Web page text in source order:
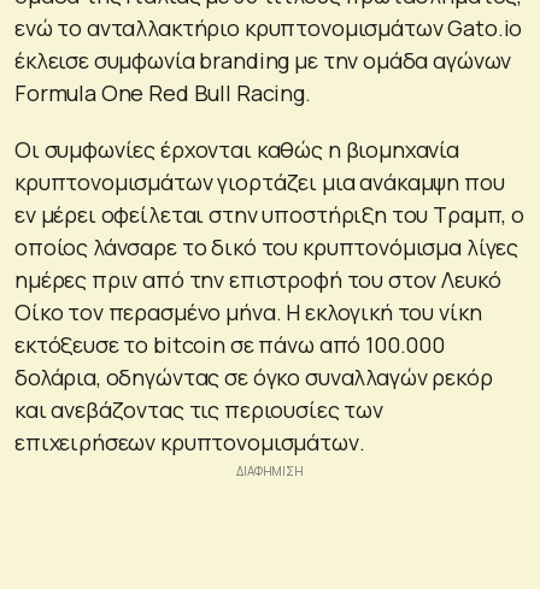
ενώ το ανταλλακτήριο κρυπτονομισμάτων Gato.io
έκλεισε συμφωνία branding με την ομάδα αγώνων
Formula One Red Bull Racing.
Οι συμφωνίες έρχονται καθώς η βιομηχανία
κρυπτονομισμάτων γιορτάζει μια ανάκαμψη που
εν μέρει οφείλεται στην υποστήριξη του Τραμπ, ο
οποίος λάνσαρε το δικό του κρυπτονόμισμα λίγες
ημέρες πριν από την επιστροφή του στον Λευκό
Οίκο τον περασμένο μήνα. Η εκλογική του νίκη
εκτόξευσε το bitcoin σε πάνω από 100.000
δολάρια, οδηγώντας σε όγκο συναλλαγών ρεκόρ
και ανεβάζοντας τις περιουσίες των
επιχειρήσεων κρυπτονομισμάτων.